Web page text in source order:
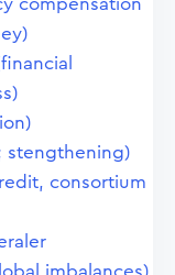
compensation
stengthening)
consortium
imbalances)